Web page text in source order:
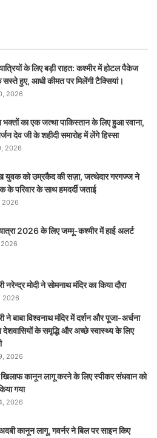
के लिए बड़ी राहत: कश्मीर में होटल पैकेज
हुए, आधी कीमत पर मिलेंगी टैक्सियां।
2026
का एक जत्था पाकिस्तान के लिए हुआ रवाना,
देव जी के शहीदी समारोह में लेंगे हिस्सा
2026
युवक को उम्रकैद की सज़ा, जत्थेदार गरगज्ज ने
के परिवार के साथ हमदर्दी जताई
2026
2026 के लिए जम्मू-कश्मीर में हाई अलर्ट
2026
नरेन्‍द्र मोदी ने सोमनाथ मंदिर का किया दौरा
2026
ने बाबा विश्वनाथ मंदिर में दर्शन और पूजा-अर्चना
के समृद्धि और अच्छे स्वास्थ्य के लिए
2026
कानून लागू करने के लिए स्पीकर संधवान को
गया
2026
कानून लागू, गवर्नर ने बिल पर साइन किए